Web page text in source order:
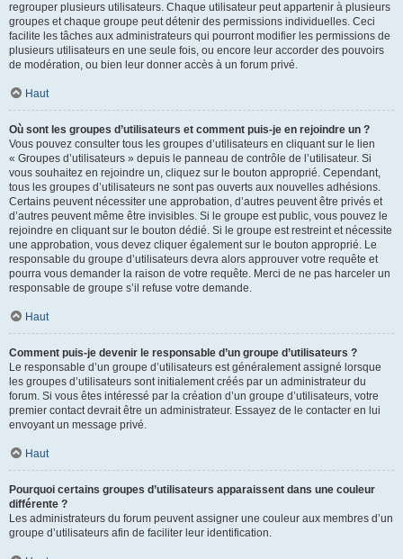
regrouper plusieurs utilisateurs. Chaque utilisateur peut appartenir à plusieurs
groupes et chaque groupe peut détenir des permissions individuelles. Ceci
facilite les tâches aux administrateurs qui pourront modifier les permissions de
plusieurs utilisateurs en une seule fois, ou encore leur accorder des pouvoirs
de modération, ou bien leur donner accès à un forum privé.
Haut
Où sont les groupes d’utilisateurs et comment puis-je en rejoindre un ?
Vous pouvez consulter tous les groupes d’utilisateurs en cliquant sur le lien
« Groupes d’utilisateurs » depuis le panneau de contrôle de l’utilisateur. Si
vous souhaitez en rejoindre un, cliquez sur le bouton approprié. Cependant,
tous les groupes d’utilisateurs ne sont pas ouverts aux nouvelles adhésions.
Certains peuvent nécessiter une approbation, d’autres peuvent être privés et
d’autres peuvent même être invisibles. Si le groupe est public, vous pouvez le
rejoindre en cliquant sur le bouton dédié. Si le groupe est restreint et nécessite
une approbation, vous devez cliquer également sur le bouton approprié. Le
responsable du groupe d’utilisateurs devra alors approuver votre requête et
pourra vous demander la raison de votre requête. Merci de ne pas harceler un
responsable de groupe s’il refuse votre demande.
Haut
Comment puis-je devenir le responsable d’un groupe d’utilisateurs ?
Le responsable d’un groupe d’utilisateurs est généralement assigné lorsque
les groupes d’utilisateurs sont initialement créés par un administrateur du
forum. Si vous êtes intéressé par la création d’un groupe d’utilisateurs, votre
premier contact devrait être un administrateur. Essayez de le contacter en lui
envoyant un message privé.
Haut
Pourquoi certains groupes d’utilisateurs apparaissent dans une couleur
différente ?
Les administrateurs du forum peuvent assigner une couleur aux membres d’un
groupe d’utilisateurs afin de faciliter leur identification.